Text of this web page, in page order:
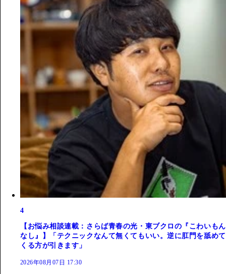
4
【お悩み相談連載：さらば青春の光・東ブクロの『こわいもん
なし』】「テクニックなんて無くてもいい。逆に肛門を舐めて
くる方が引きます」
2026年08月07日 17:30